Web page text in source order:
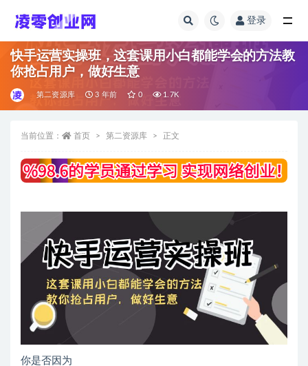
登录
快手运营实操班，这套课用小白都能学会的方法教
你抢占用户，做好生意
第二资源库 3 年前 0 1.7K
当前位置： 首页 第二资源库 正文
你是否因为